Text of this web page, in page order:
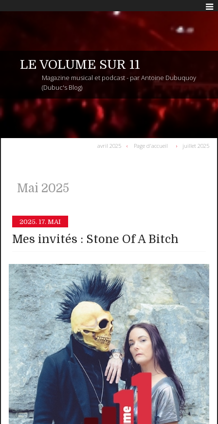
LE VOLUME SUR 11
Magazine musical et podcast - par Antoine Dubuquoy
(Dubuc's Blog)
avril 2025 Page d'accueil juillet 2025
Mai 2025
2025. 17. MAI
Mes invités : Stone Of A Bitch